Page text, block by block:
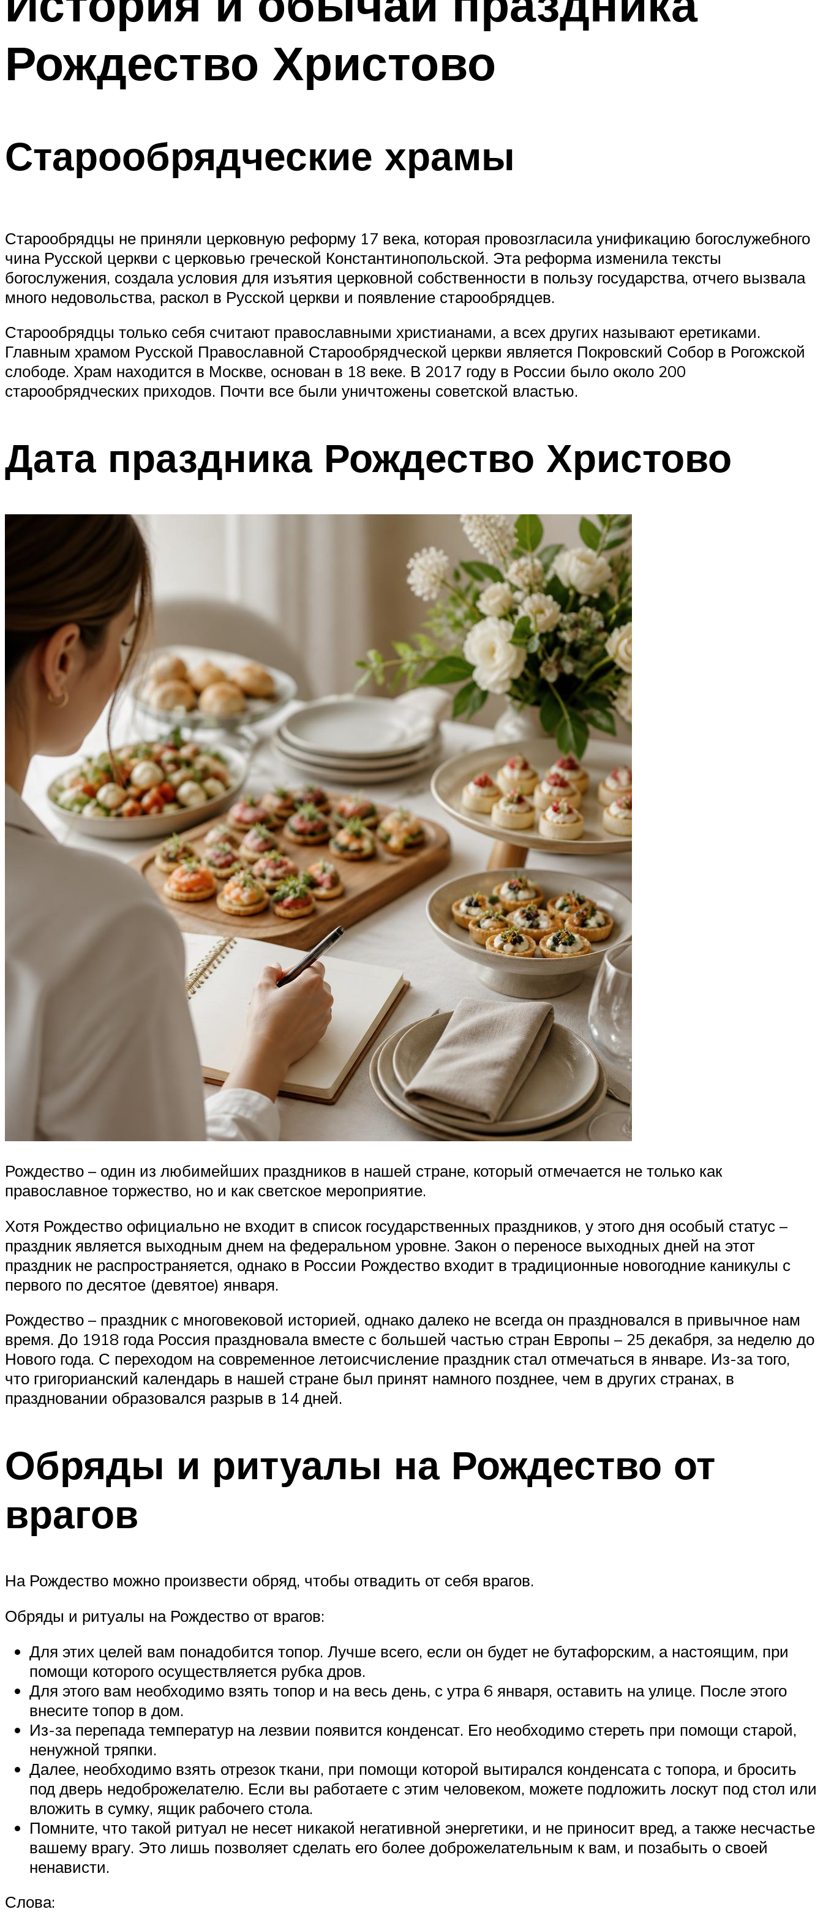
Рождество Христово
Старообрядческие храмы
Старообрядцы не приняли церковную реформу 17 века, которая провозгласила унификацию богослужебного
чина Русской церкви с церковью греческой Константинопольской. Эта реформа изменила тексты
богослужения, создала условия для изъятия церковной собственности в пользу государства, отчего вызвала
много недовольства, раскол в Русской церкви и появление старообрядцев.
Старообрядцы только себя считают православными христианами, а всех других называют еретиками.
Главным храмом Русской Православной Старообрядческой церкви является Покровский Собор в Рогожской
слободе. Храм находится в Москве, основан в 18 веке. В 2017 году в России было около 200
старообрядческих приходов. Почти все были уничтожены советской властью.
Дата праздника Рождество Христово
Рождество – один из любимейших праздников в нашей стране, который отмечается не только как
православное торжество, но и как светское мероприятие.
Хотя Рождество официально не входит в список государственных праздников, у этого дня особый статус –
праздник является выходным днем на федеральном уровне. Закон о переносе выходных дней на этот
праздник не распространяется, однако в России Рождество входит в традиционные новогодние каникулы с
первого по десятое (девятое) января.
Рождество – праздник с многовековой историей, однако далеко не всегда он праздновался в привычное нам
время. До 1918 года Россия праздновала вместе с большей частью стран Европы – 25 декабря, за неделю до
Нового года. С переходом на современное летоисчисление праздник стал отмечаться в январе. Из-за того,
что григорианский календарь в нашей стране был принят намного позднее, чем в других странах, в
праздновании образовался разрыв в 14 дней.
Обряды и ритуалы на Рождество от
врагов
На Рождество можно произвести обряд, чтобы отвадить от себя врагов.
Обряды и ритуалы на Рождество от врагов:
Для этих целей вам понадобится топор. Лучше всего, если он будет не бутафорским, а настоящим, при
помощи которого осуществляется рубка дров.
Для этого вам необходимо взять топор и на весь день, с утра 6 января, оставить на улице. После этого
внесите топор в дом.
Из-за перепада температур на лезвии появится конденсат. Его необходимо стереть при помощи старой,
ненужной тряпки.
Далее, необходимо взять отрезок ткани, при помощи которой вытирался конденсата с топора, и бросить
под дверь недоброжелателю. Если вы работаете с этим человеком, можете подложить лоскут под стол или
вложить в сумку, ящик рабочего стола.
Помните, что такой ритуал не несет никакой негативной энергетики, и не приносит вред, а также несчастье
вашему врагу. Это лишь позволяет сделать его более доброжелательным к вам, и позабыть о своей
ненависти.
Слова: